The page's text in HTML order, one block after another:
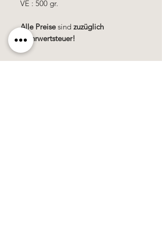
VE : 500 gr.
Alle Preisesind zuzüglich
Mehrwertsteuer!